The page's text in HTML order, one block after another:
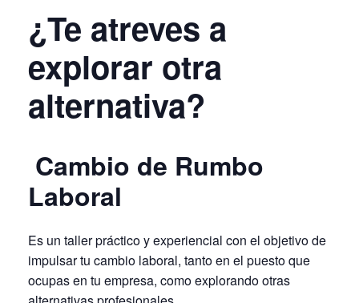
¿Te atreves a
explorar otra
alternativa?
Cambio de Rumbo
Laboral
Es un taller práctico y experiencial con el objetivo de
impulsar tu cambio laboral, tanto en el puesto que
ocupas en tu empresa, como explorando otras